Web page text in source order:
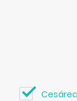
Cesárea